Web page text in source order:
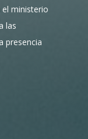
ministerio
las
presencia